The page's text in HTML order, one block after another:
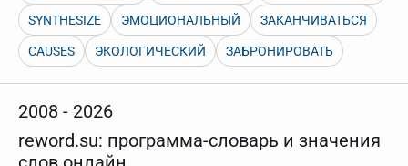
SYNTHESIZE ЭМОЦИОНАЛЬНЫЙ ЗАКАНЧИВАТЬСЯ
CAUSES ЭКОЛОГИЧЕСКИЙ ЗАБРОНИРОВАТЬ
2008 - 2026
reword.su: программа-словарь и значения